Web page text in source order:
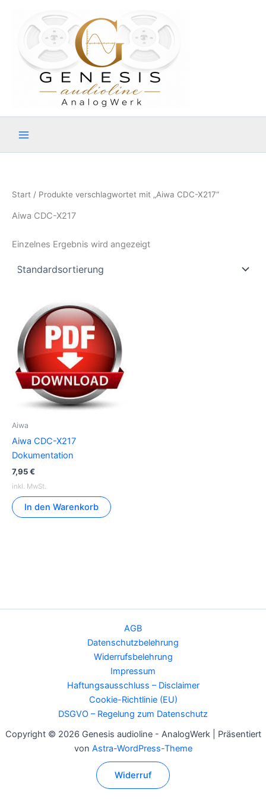
springen
Start / Produkte verschlagwortet mit „Aiwa CDC-X217“
Aiwa CDC-X217
Einzelnes Ergebnis wird angezeigt
Aiwa
Aiwa CDC-X217
Dokumentation
7,95€
inkl. MwSt.
In den Warenkorb
AGB
Datenschutzbelehrung
Widerrufsbelehrung
Impressum
Haftungsausschluss – Disclaimer
Cookie-Richtlinie (EU)
DSGVO – Regelung zum Datenschutz
Copyright © 2026 Genesis audioline - AnalogWerk | Präsentiert
von Astra-WordPress-Theme
Widerruf